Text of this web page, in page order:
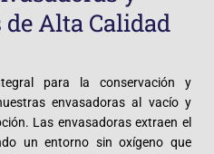
Alta Calidad
para la conservación y
envasadoras al vacío y
Las envasadoras extraen el
un entorno sin oxígeno que